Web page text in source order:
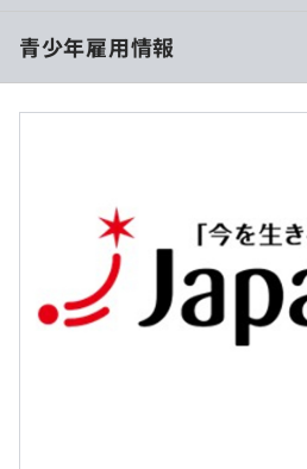
・専門スキルの習得
・マネジメントの理解
以下2つの評価制度を導入してい
・総合評価：半期に一度、「ジ
として求められる特性」と「職
の2軸で評価をおこなう。評価結
れる。
・業績評価：半期に一度、チー
9時～18時（うち1時間休憩）
休憩時間：12:00〜13:00（60分
完全週休2日（土日）、祝日、有
日）、夏季休暇、年末年始休暇等
青少年雇用情報
2年度前 男性18人 女性30人
3年度前 男性17人 女性35人